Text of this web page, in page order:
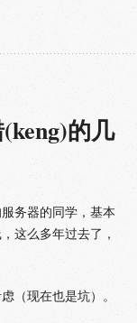
的几
务器的同学，基本
这么多年过去了，
（现在也是坑）。